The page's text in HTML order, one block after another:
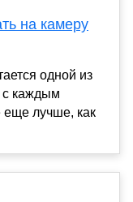
на камеру
одной из
с каждым
еще лучше, как